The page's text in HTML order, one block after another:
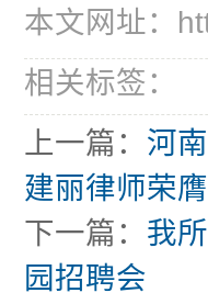
本文网址：
相关标签：
上一篇： 河
建丽律师荣
下一篇： 我
园招聘会